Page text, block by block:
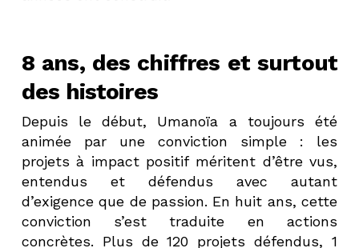
8 ans, des chiffres et surtout
des histoires
Depuis le début, Umanoïa a toujours été
animée par une conviction simple : les
projets à impact positif méritent d’être vus,
entendus et défendus avec autant
d’exigence que de passion. En huit ans, cette
conviction s’est traduite en actions
concrètes. Plus de 120 projets défendus, 1